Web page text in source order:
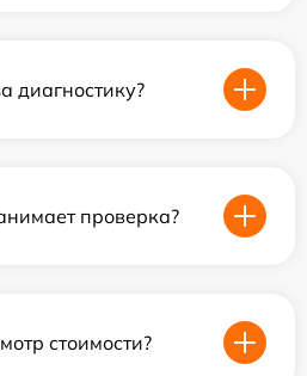
диагностику?
проверка?
стоимости?